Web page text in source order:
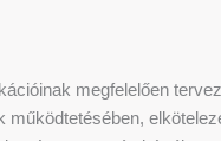
megfelelően